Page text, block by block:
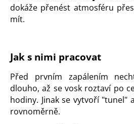
dokáže přenést atmosféru
mít.
Jak s nimi pracovat
Před prvním zapálením
dlouho, až se vosk roztaví po
hodiny. Jinak se vytvoří "tunel"
rovnoměrně.